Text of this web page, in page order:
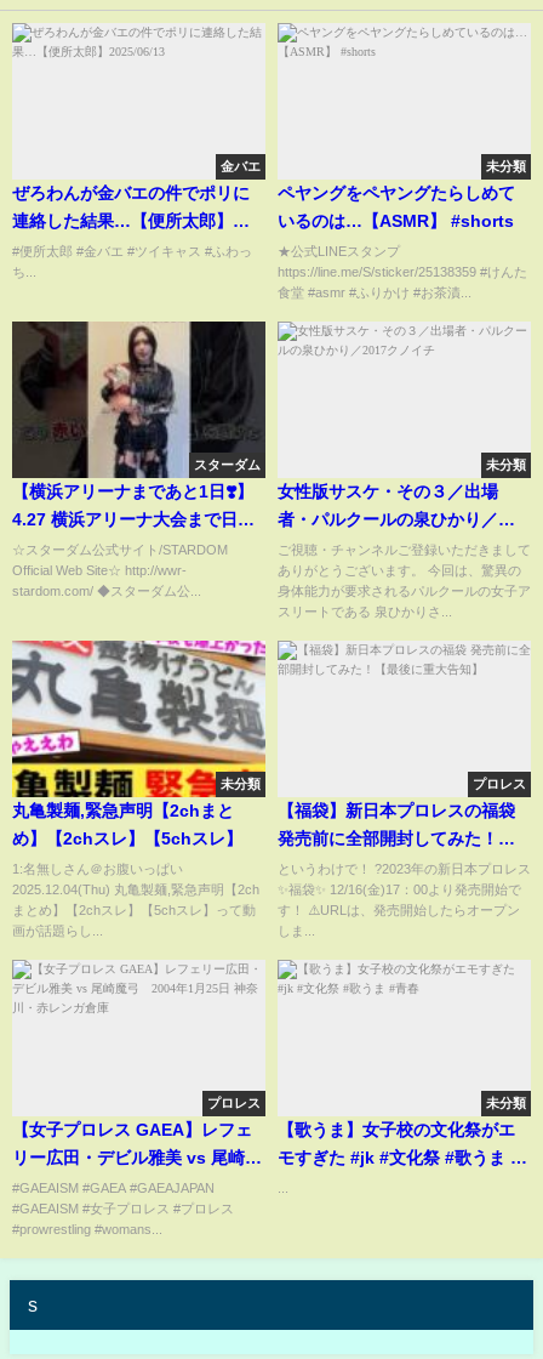
金バエ
ぜろわんが金バエの件でポリに
連絡した結果…【便所太郎】
2025/06/13
#便所太郎 #金バエ #ツイキャス #ふわっ
ち...
未分類
ペヤングをペヤングたらしめて
いるのは…【ASMR】 #shorts
★公式LINEスタンプ
https://line.me/S/sticker/25138359 #けんた
食堂 #asmr #ふりかけ #お茶漬...
スターダム
【横浜アリーナまであと1日❣️】
4.27 横浜アリーナ大会まで日替
わりでカウントダウン‼️ラストを
飾るのは…👀 H.A.T.E. 上谷沙弥
🖤🐦‍⬛ 明日は会場&配信での応
🔥
☆スターダム公式サイト/STARDOM
Official Web Site☆ http://wwr-
stardom.com/ ◆スターダム公...
未分類
女性版サスケ・その３／出場
者・パルクールの泉ひかり／
2017クノイチ
ご視聴・チャンネルご登録いただきまして
ありがとうございます。 今回は、驚異の
身体能力が要求されるパルクールの女子ア
スリートである 泉ひかりさ...
未分類
丸亀製麺,緊急声明【2chまと
め】【2chスレ】【5chスレ】
1:名無しさん＠お腹いっぱい
2025.12.04(Thu) 丸亀製麺,緊急声明【2ch
まとめ】【2chスレ】【5chスレ】って動
画が話題らし...
プロレス
【福袋】新日本プロレスの福袋
発売前に全部開封してみた！
【最後に重大告知】
というわけで！ ?2023年の新日本プロレス
✨福袋✨ 12/16(金)17：00より発売開始で
す！ ⚠️URLは、発売開始したらオープン
しま...
プロレス
【女子プロレス GAEA】レフェ
リー広田・デビル雅美 vs 尾崎魔
弓 2004年1月25日 神奈川・赤
レンガ倉庫
#GAEAISM #GAEA #GAEAJAPAN
#GAEAISM #女子プロレス #プロレス
#prowrestling #womans...
未分類
【歌うま】女子校の文化祭がエ
モすぎた #jk #文化祭 #歌うま #
s